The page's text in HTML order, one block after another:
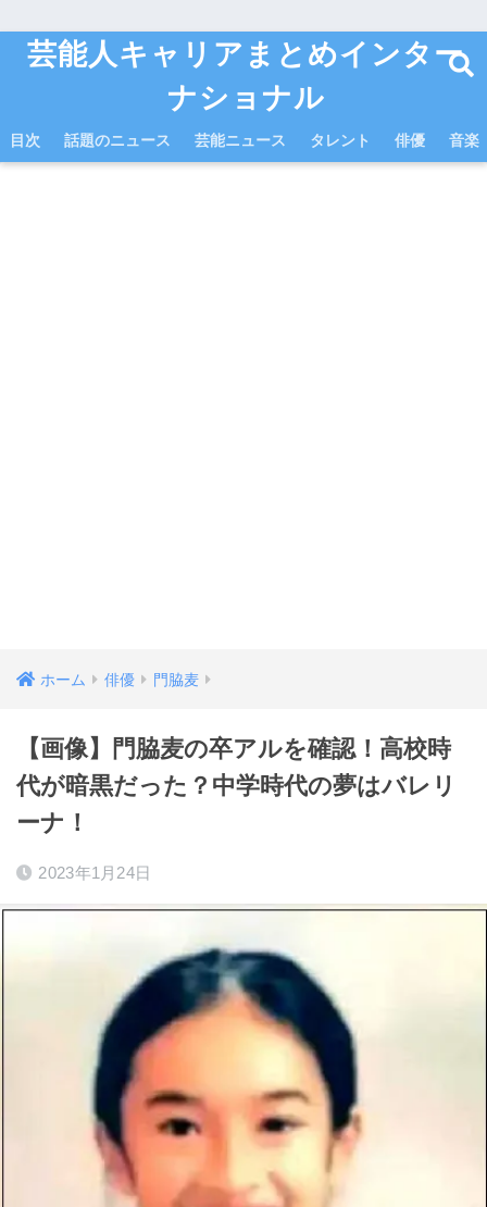
芸能人キャリアまとめインター
ナショナル
目次 話題のニュース 芸能ニュース タレント 俳優 音楽
ホーム 俳優 門脇麦
【画像】門脇麦の卒アルを確認！高校時
代が暗黒だった？中学時代の夢はバレリ
ーナ！
2023年1月24日